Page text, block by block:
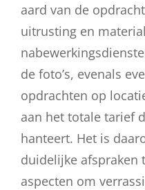
aard van de
uitrusting en
de foto’s, evenals
opdrachten op
aan het totale tarief
hanteert. Het is
duidelijke afspraken
aspecten om